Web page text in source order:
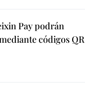
Pay podrán
códigos QR